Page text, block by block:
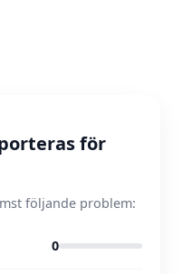
för
följande problem:
0